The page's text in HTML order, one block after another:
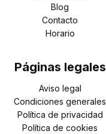
Blog
Contacto
Horario
Páginas legales
Aviso legal
Condiciones generales
Política de privacidad
Política de cookies